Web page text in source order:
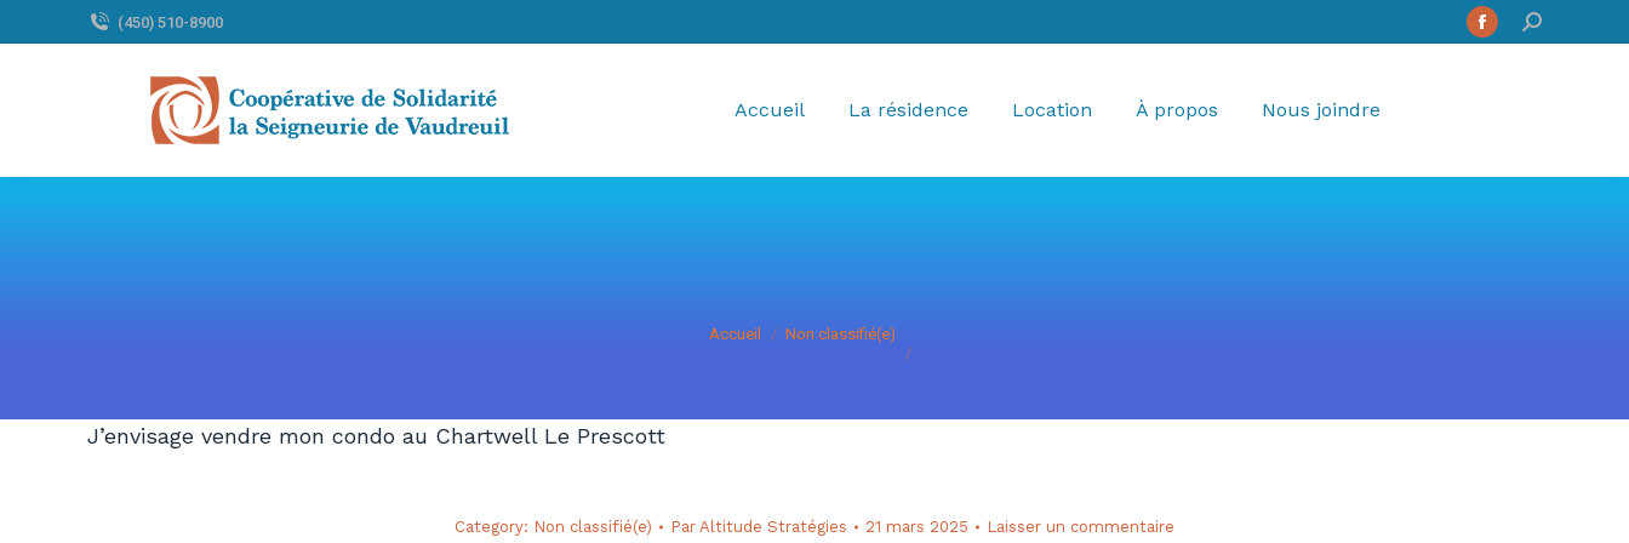
(450) 510-8900
Facebook
Search:
Accueil La résidence Location À propos Nous joindre
Vous êtes ici :
Accueil Non classifié(e)
J’envisage vendre mon condo au Chartwell Le Prescott
Category: Non classifié(e) Par Altitude Stratégies 21 mars 2025 Laisser un commentaire